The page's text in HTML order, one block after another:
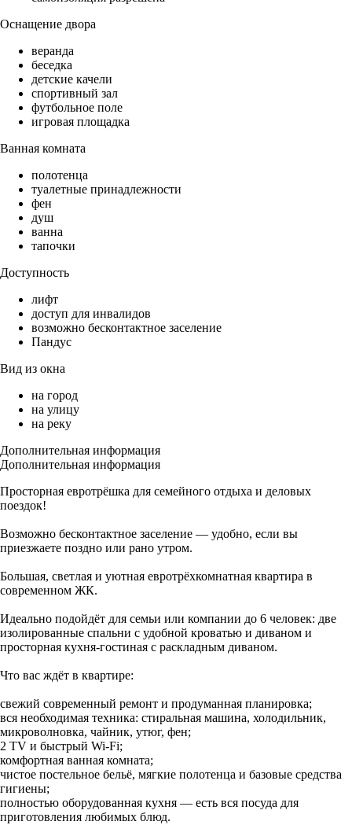
Оснащение двора
веранда
беседка
детские качели
спортивный зал
футбольное поле
игровая площадка
Ванная комната
полотенца
туалетные принадлежности
фен
душ
ванна
тапочки
Доступность
лифт
доступ для инвалидов
возможно бесконтактное заселение
Пандус
Вид из окна
на город
на улицу
на реку
Дополнительная информация
Дополнительная информация
Просторная евротрёшка для семейного отдыха и деловых
поездок!
Возможно бесконтактное заселение — удобно, если вы
приезжаете поздно или рано утром.
Большая, светлая и уютная евротрёхкомнатная квартира в
современном ЖК.
Идеально подойдёт для семьи или компании до 6 человек: две
изолированные спальни с удобной кроватью и диваном и
просторная кухня‑гостиная с раскладным диваном.
Что вас ждёт в квартире:
свежий современный ремонт и продуманная планировка;
вся необходимая техника: стиральная машина, холодильник,
микроволновка, чайник, утюг, фен;
2 TV и быстрый Wi‑Fi;
комфортная ванная комната;
чистое постельное бельё, мягкие полотенца и базовые средства
гигиены;
полностью оборудованная кухня — есть вся посуда для
приготовления любимых блюд.